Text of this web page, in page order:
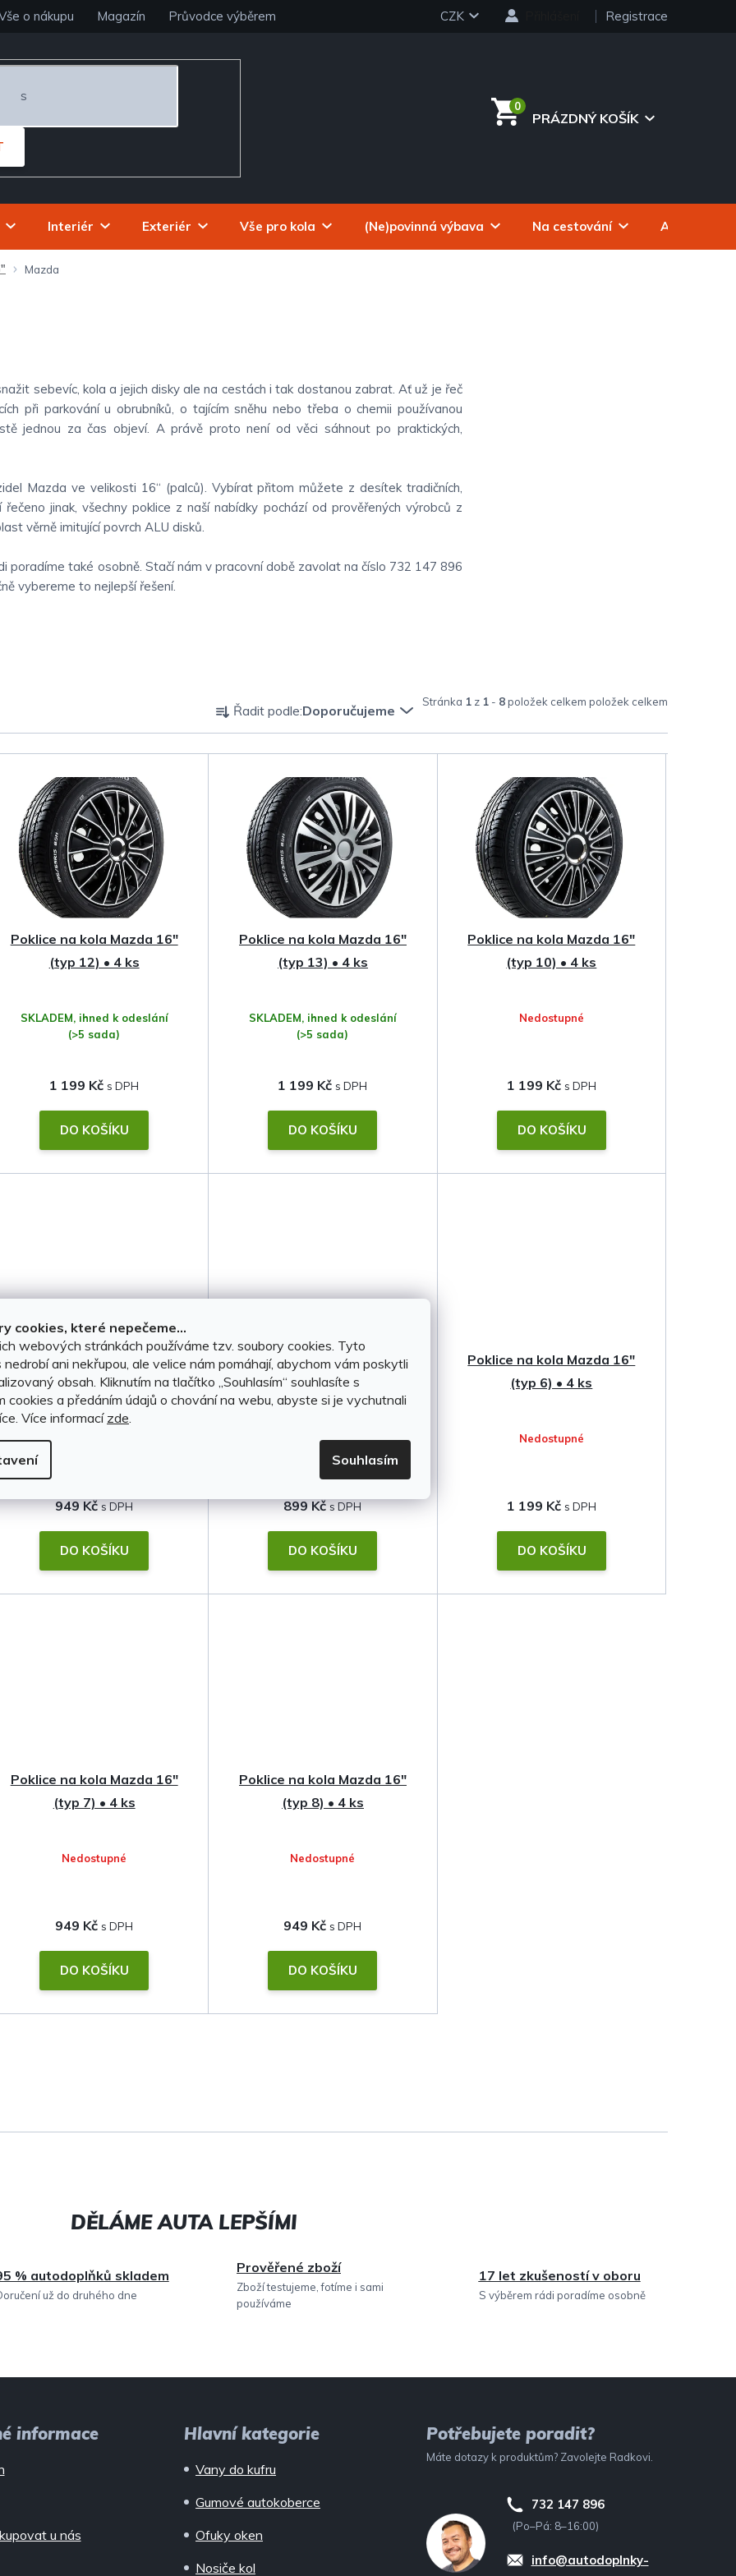
cookies, které nepečeme...
webových stránkách používáme tzv. soubory cookies. Tyto
nedrobí ani nekřupou, ale velice nám pomáhají, abychom vám poskytli
obsah. Kliknutím na tlačítko ,,Souhlasím“ souhlasíte s
cookies a předáním údajů o chování na webu, abyste si je vychutnali
Více informací zde.
Souhlasím
o nákupu Magazín Průvodce výběrem CZK Registrace
PRÁZDNÝ KOŠÍK
Interiér Exteriér Vše pro kola (Ne)povinná výbava Na cestování
Mazda
sebevíc, kola a jejich disky ale na cestách i tak dostanou zabrat. Ať už je řeč
při parkování u obrubníků, o tajícím sněhu nebo třeba o chemii používanou
jednou za čas objeví. A právě proto není od věci sáhnout po praktických,
Mazda ve velikosti 16“ (palců). Vybírat přitom můžete z desítek tradičních,
jinak, všechny poklice z naší nabídky pochází od prověřených výrobců z
věrně imitující povrch ALU disků.
poradíme také osobně. Stačí nám v pracovní době zavolat na číslo 732 147 896
vybereme to nejlepší řešení.
Stránka 1 z 1 - 8položek celkem
Ř
a
ů
Řadit podle:Doporučujeme
Poklice na kola Mazda 16"
(typ 12) • 4 ks
SKLADEM, ihned k odeslání
(>5 sada)
1 199 Kč
DO KOŠÍKU
Poklice na kola Mazda 16"
(typ 13) • 4 ks
SKLADEM, ihned k odeslání
(>5 sada)
1 199 Kč
DO KOŠÍKU
Poklice na kola Mazda 16"
(typ 10) • 4 ks
Nedostupné
1 199 Kč
DO KOŠÍKU
Poklice na kola Mazda 16"
(typ 23) • 4 ks
949 Kč
DO KOŠÍKU
Poklice na kola Mazda 16"
(typ 3) • 4 ks
Nedostupné
899 Kč
DO KOŠÍKU
Poklice na kola Mazda 16"
(typ 6) • 4 ks
Nedostupné
1 199 Kč
DO KOŠÍKU
Poklice na kola Mazda 16"
(typ 7) • 4 ks
Nedostupné
949 Kč
DO KOŠÍKU
Poklice na kola Mazda 16"
(typ 8) • 4 ks
Nedostupné
949 Kč
DO KOŠÍKU
á
p
k
% autodoplňků skladem
už do druhého dne
Prověřené zboží
Zboží testujeme, fotíme i sami
používáme
17 let zkušeností v oboru
S výběrem rádi poradíme osobně
informace
u nás
Hlavní kategorie
Vany do kufru
Gumové autokoberce
Ofuky oken
Nosiče kol
Potřebujete poradit?
Máte dotazy k produktům? Zavolejte Radkovi.
732 147 896
(Po–Pá: 8–16:00)
info@autodoplnky-